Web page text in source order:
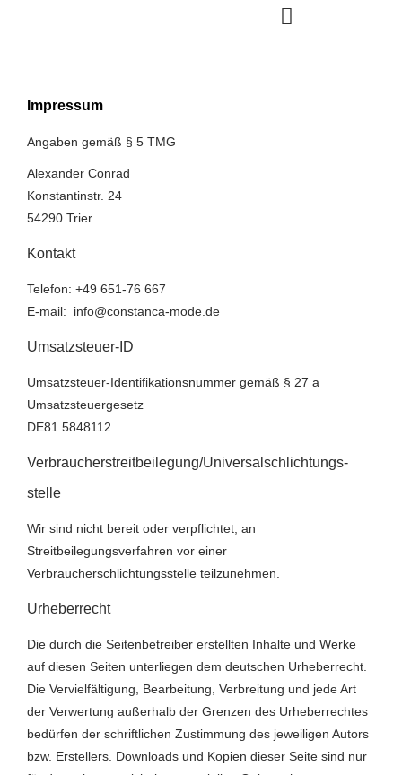
Impressum
Angaben gemäß § 5 TMG
Alexander Conrad
Konstantinstr. 24
54290 Trier
Kontakt
Telefon: +49 651-76 667
E-mail: info@constanca-mode.de
Umsatzsteuer-ID
Umsatzsteuer-Identifikationsnummer gemäß § 27 a
Umsatzsteuergesetz
DE81 5848112
Verbraucher­streit­beilegung/Universal­schlichtungs­
stelle
Wir sind nicht bereit oder verpflichtet, an
Streitbeilegungsverfahren vor einer
Verbraucherschlichtungsstelle teilzunehmen.
Urheberrecht
Die durch die Seitenbetreiber erstellten Inhalte und Werke
auf diesen Seiten unterliegen dem deutschen Urheberrecht.
Die Vervielfältigung, Bearbeitung, Verbreitung und jede Art
der Verwertung außerhalb der Grenzen des Urheberrechtes
bedürfen der schriftlichen Zustimmung des jeweiligen Autors
bzw. Erstellers. Downloads und Kopien dieser Seite sind nur